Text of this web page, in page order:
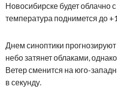
Новосибирске будет облачно
температура поднимется до
Днем синоптики
небо затянет облаками,
Ветер сменится на юго-
в секунду.